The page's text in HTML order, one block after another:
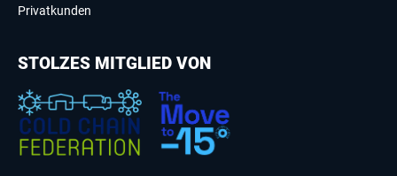
Privatkunden
STOLZES MITGLIED VON